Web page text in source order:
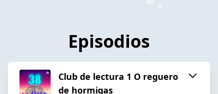
Episodios
Club de lectura 1 O reguero
de hormigas